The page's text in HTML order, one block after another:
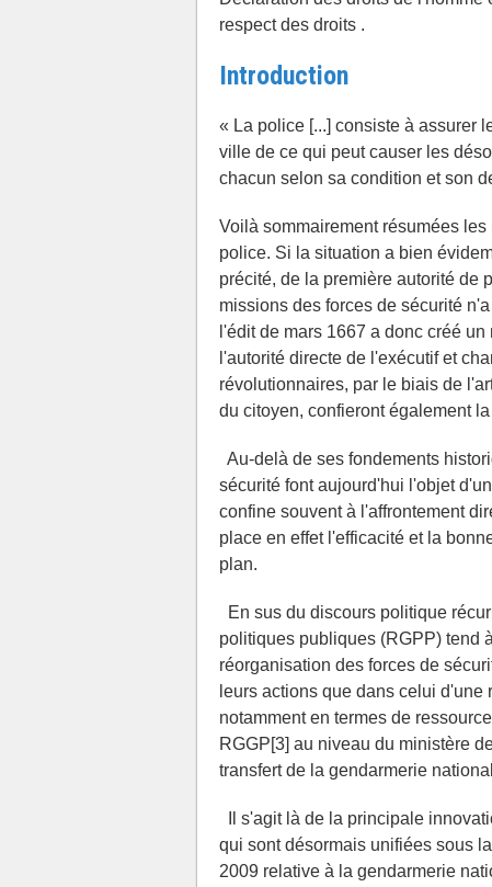
respect des droits .
Introduction
« La police [...] consiste à assurer
ville de ce qui peut causer les
chacun selon sa condition et son
Voilà sommairement résumées
police. Si la situation a bien
précité, de la première autorité de
missions des forces de sécurité
l'édit de mars 1667 a donc créé
l'autorité directe de l'exécutif et
révolutionnaires, par le biais de
du citoyen, confieront également
Au-delà de ses fondements
sécurité font aujourd'hui l'objet
confine souvent à l'affrontement
place en effet l'efficacité et la
plan.
En sus du discours politique
politiques publiques (RGPP) tend
réorganisation des forces de
leurs actions que dans celui
notamment en termes de
RGGP[3] au niveau du ministère
transfert de la gendarmerie
Il s'agit là de la principale
qui sont désormais unifiées sous
2009 relative à la gendarmerie